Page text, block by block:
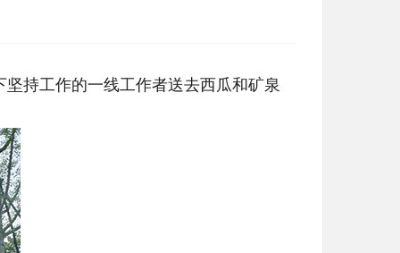
持工作的一线工作者送去西瓜和矿泉